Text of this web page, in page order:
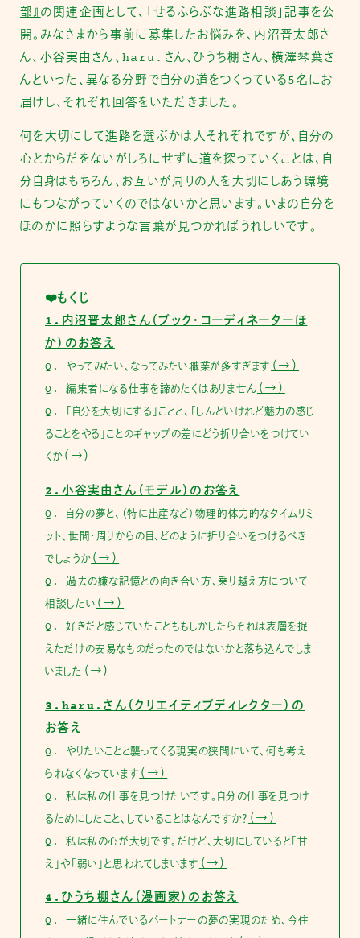
部』の関連企画として、「せるふらぶな進路相談」記事を公
開。みなさまから事前に募集したお悩みを、内沼晋太郎さ
ん、小谷実由さん、haru.さん、ひうち棚さん、横澤琴葉さ
んといった、異なる分野で自分の道をつくっている5名にお
届けし、それぞれ回答をいただきました。
何を大切にして進路を選ぶかは人それぞれですが、自分の
心とからだをないがしろにせずに道を探っていくことは、自
分自身はもちろん、お互いが周りの人を大切にしあう環境
にもつながっていくのではないかと思います。いまの自分を
ほのかに照らすような言葉が見つかればうれしいです。
❤️もくじ
1.内沼晋太郎さん（ブック・コーディネーターほ
か）のお答え
Q. やってみたい、なってみたい職業が多すぎます（→）
Q. 編集者になる仕事を諦めたくはありません（→）
Q. 「自分を大切にする」ことと、「しんどいけれど魅力の感じ
ることをやる」ことのギャップの差にどう折り合いをつけてい
くか（→）
2.小谷実由さん（モデル）のお答え
Q. 自分の夢と、（特に出産など）物理的体力的なタイムリミ
ット、世間・周りからの目、どのように折り合いをつけるべき
でしょうか（→）
Q. 過去の嫌な記憶との向き合い方、乗り越え方について
相談したい（→）
Q. 好きだと感じていたことももしかしたらそれは表層を捉
えただけの安易なものだったのではないかと落ち込んでしま
いました（→）
3.haru.さん（クリエイティブディレクター）の
お答え
Q. やりたいことと襲ってくる現実の狭間にいて、何も考え
られなくなっています（→）
Q. 私は私の仕事を見つけたいです。自分の仕事を見つけ
るためにしたこと、していることはなんですか？（→）
Q. 私は私の心が大切です。だけど、大切にしていると「甘
え」や「弱い」と思われてしまいます（→）
4.ひうち棚さん（漫画家）のお答え
Q. 一緒に住んでいるパートナーの夢の実現のため、今住